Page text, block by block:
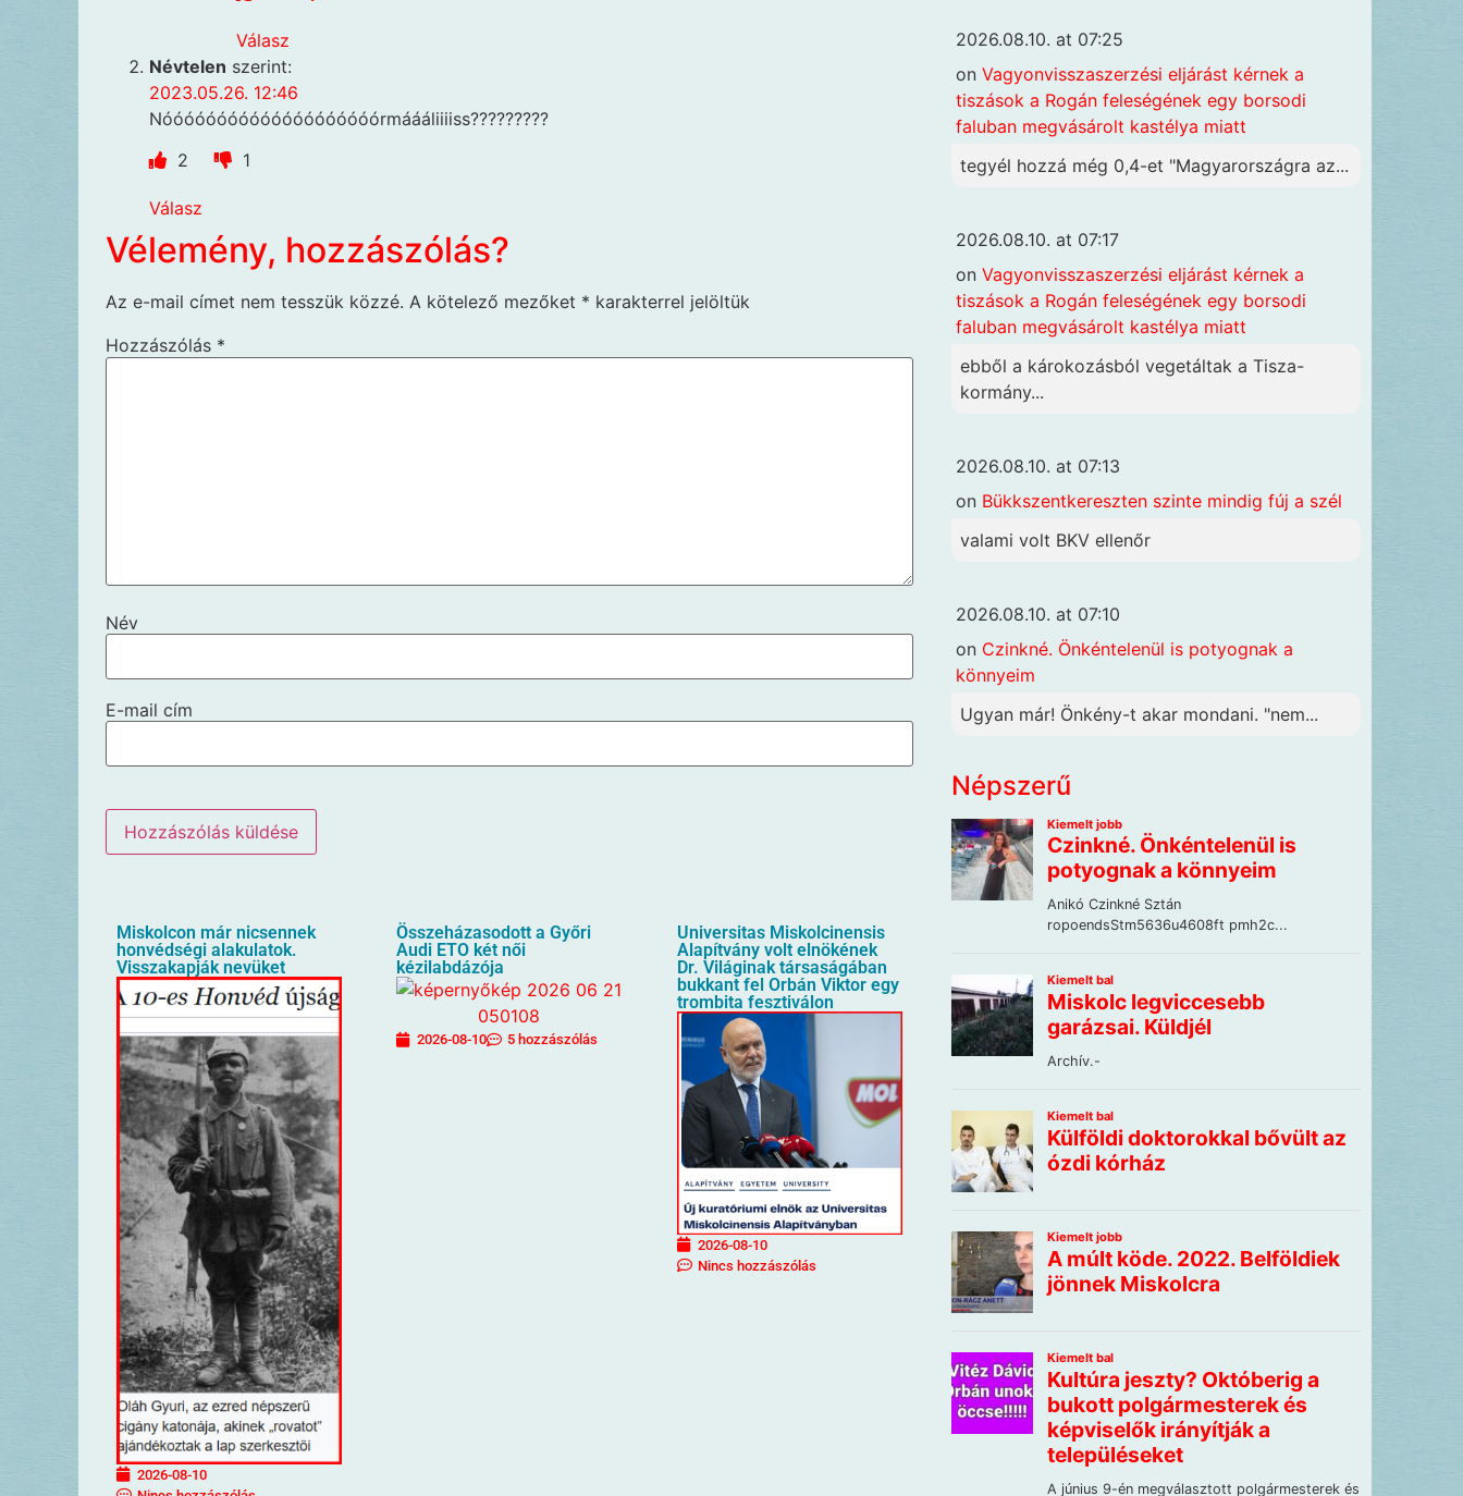
Válasz
Névtelen szerint:
2023.05.26. 12:46
Nóóóóóóóóóóóóóóóóóóóórmáááliiiiss?????????
2
1
Válasz
Vélemény, hozzászólás?
Az e-mail címet nem tesszük közzé. A kötelező mezőket * karakterrel jelöltük
Hozzászólás *
Név
E-mail cím
Miskolcon már nicsennek
honvédségi alakulatok.
Visszakapják nevüket
2026-08-10
Összeházasodott a Győri
Audi ETO két női
kézilabdázója
2026-08-10 5 hozzászólás
Universitas Miskolcinensis
Alapítvány volt elnökének
Dr. Világinak társaságában
bukkant fel Orbán Viktor egy
trombita fesztiválon
2026-08-10
Nincs hozzászólás
2026.08.10. at 07:25
on Vagyonvisszaszerzési eljárást kérnek a
tiszások a Rogán feleségének egy borsodi
faluban megvásárolt kastélya miatt
tegyél hozzá még 0,4-et "Magyarországra az...
2026.08.10. at 07:17
on Vagyonvisszaszerzési eljárást kérnek a
tiszások a Rogán feleségének egy borsodi
faluban megvásárolt kastélya miatt
ebből a károkozásból vegetáltak a Tisza-
kormány...
2026.08.10. at 07:13
on Bükkszentkereszten szinte mindig fúj a szél
valami volt BKV ellenőr
2026.08.10. at 07:10
on Czinkné. Önkéntelenül is potyognak a
könnyeim
Ugyan már! Önkény-t akar mondani. "nem...
Népszerű